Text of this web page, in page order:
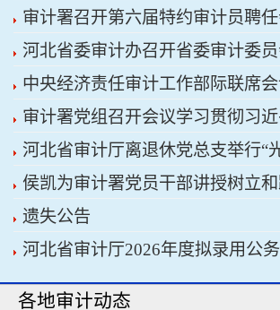
审计署召开第六届特约审计员聘
河北省委审计办召开省委审计委
计重点工作协调推进会议暨省经济
际联席会议
中央经济责任审计工作部际联席
体会议召开
审计署党组召开会议学习贯彻习
祝中国共产党成立105周年大会上
河北省审计厅离退休党总支举行“
纪念章颁发仪式
侯凯为审计署党员干部讲授树立
观学习教育专题党课
遗失公告
河北省审计厅2026年度拟录用公
各地审计动态